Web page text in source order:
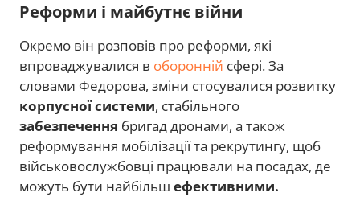
Реформи і майбутнє війни
Окремо він розповів про реформи, які
впроваджувалися в оборонній сфері. За
словами Федорова, зміни стосувалися розвитку
корпусної системи, стабільного
забезпечення бригад дронами, а також
реформування мобілізації та рекрутингу, щоб
військовослужбовці працювали на посадах, де
можуть бути найбільш ефективними.